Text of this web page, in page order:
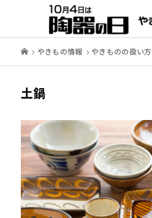
やきもの情報 やきものの扱い方
土鍋